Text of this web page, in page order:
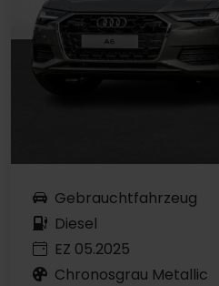
Gebrauchtfahrzeug
Diesel
EZ 05.2025
Chronosgrau Metallic